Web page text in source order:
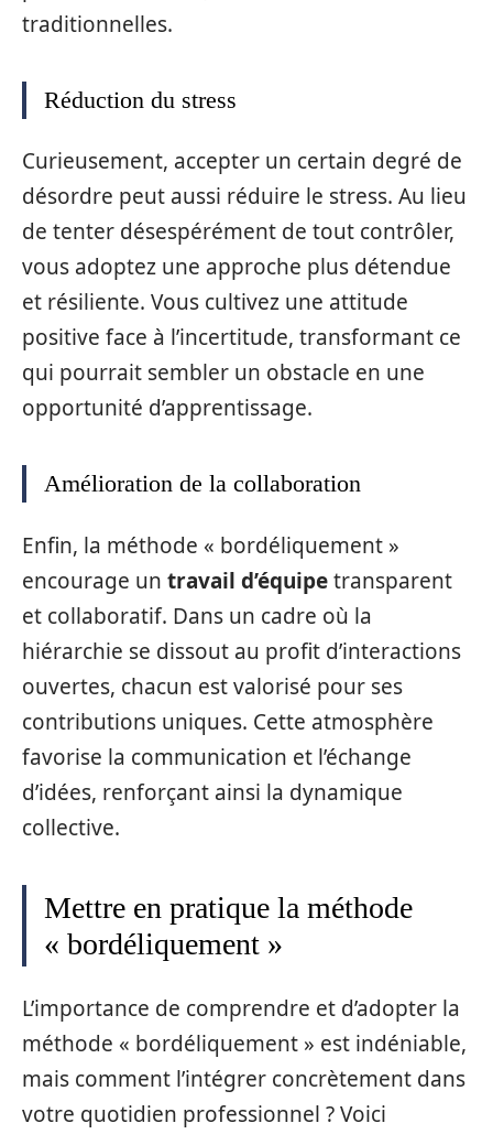
traditionnelles.
Réduction du stress
Curieusement, accepter un certain degré de
désordre peut aussi réduire le stress. Au lieu
de tenter désespérément de tout contrôler,
vous adoptez une approche plus détendue
et résiliente. Vous cultivez une attitude
positive face à l’incertitude, transformant ce
qui pourrait sembler un obstacle en une
opportunité d’apprentissage.
Amélioration de la collaboration
Enfin, la méthode « bordéliquement »
encourage un travail d’équipetransparent
et collaboratif. Dans un cadre où la
hiérarchie se dissout au profit d’interactions
ouvertes, chacun est valorisé pour ses
contributions uniques. Cette atmosphère
favorise la communication et l’échange
d’idées, renforçant ainsi la dynamique
collective.
Mettre en pratique la méthode
« bordéliquement »
L’importance de comprendre et d’adopter la
méthode « bordéliquement » est indéniable,
mais comment l’intégrer concrètement dans
votre quotidien professionnel ? Voici